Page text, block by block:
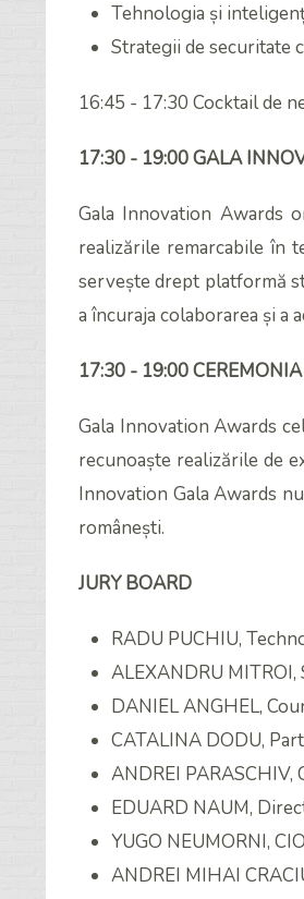
Tehnologia și
Strategii de securitate
16:45 - 17:30 Cocktail de
17:30 - 19:00 GALA
Gala Innovation Awards
realizările remarcabile în
servește drept platformă
a încuraja colaborarea și a
17:30 - 19:00
Gala Innovation Awards
recunoaște realizările de
Innovation Gala Awards
românești.
JURY BOARD
RADU PUCHIU,
ALEXANDRU
DANIEL ANGHEL,
CATALINA DODU,
ANDREI
EDUARD NAUM,
YUGO NEUMORNI,
ANDREI MIHAI